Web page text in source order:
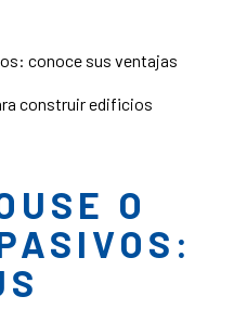
conoce sus ventajas
O